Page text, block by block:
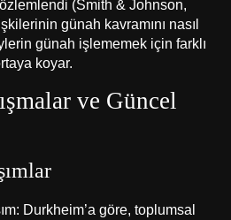
(Smith & Johnson,
günah kavramını nasıl
günah işlememek için farklı
koyar.
ve Güncel
Durkheim’a göre, toplumsal